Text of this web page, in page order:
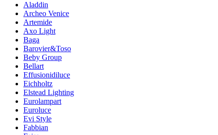
Aladdin
Archeo Venice
Artemide
Axo Light
Baga
Barovier&Toso
Beby Group
Bellart
Effusionidiluce
Eichholtz
Elstead Lighting
Eurolampart
Euroluce
Evi Style
Fabbian